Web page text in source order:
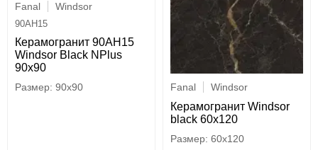
Fanal Windsor
90AH15
Керамогранит 90AH15
Windsor Black NPlus
90x90
90x90 Fanal Windsor
Керамогранит Windsor
black 60x120
60x120